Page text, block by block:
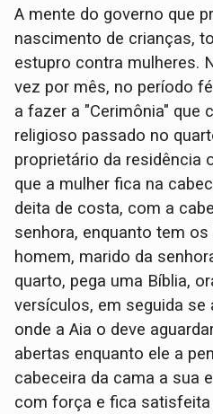
A mente do governo que
nascimento de crianças,
estupro contra mulheres.
vez por mês, no período
a fazer a "Cerimônia" que
religioso passado no
proprietário da residência
que a mulher fica na
deita de costa, com a
senhora, enquanto tem
homem, marido da
quarto, pega uma Bíblia,
versículos, em seguida se
onde a Aia o deve
abertas enquanto ele a
cabeceira da cama a sua
com força e fica